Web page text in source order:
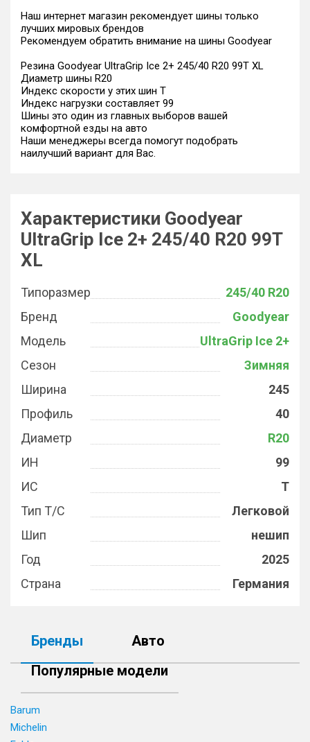
Наш интернет магазин рекомендует шины только
лучших мировых брендов
Рекомендуем обратить внимание на шины Goodyear
Резина Goodyear UltraGrip Ice 2+ 245/40 R20 99T XL
Диаметр шины R20
Индекс скорости у этих шин T
Индекс нагрузки составляет 99
Шины это один из главных выборов вашей
комфортной езды на авто
Наши менеджеры всегда помогут подобрать
наилучший вариант для Вас.
Характеристики Goodyear
UltraGrip Ice 2+ 245/40 R20 99T
XL
Типоразмер
245/40 R20
Бренд
Goodyear
Модель
UltraGrip Ice 2+
Сезон
Зимняя
Ширина
245
Профиль
40
Диаметр
R20
ИН
99
ИС
T
Тип Т/С
Легковой
Шип
нешип
Год
2025
Страна
Германия
Бренды
Авто
Популярные модели
Barum
Michelin